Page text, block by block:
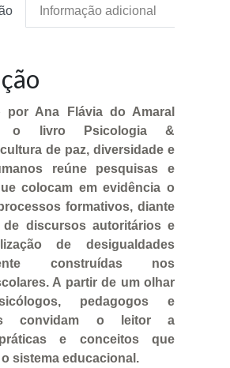
Informação adicional
por Ana Flávia do Amaral
o livro Psicologia &
de paz, diversidade e
reúne pesquisas e
colocam em evidência o
formativos, diante
discursos autoritários e
de desigualdades
construídas nos
A partir de um olhar
pedagogos e
convidam o leitor a
e conceitos que
sistema educacional.